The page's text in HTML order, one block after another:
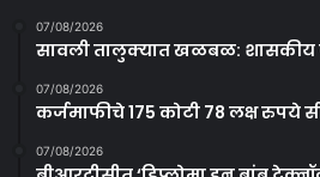
07/08/2026
सावली तालुक्यात खळबळ: शासकीय
07/08/2026
कर्जमाफीचे 175 कोटी 78 लक्ष रुपये
07/08/2026